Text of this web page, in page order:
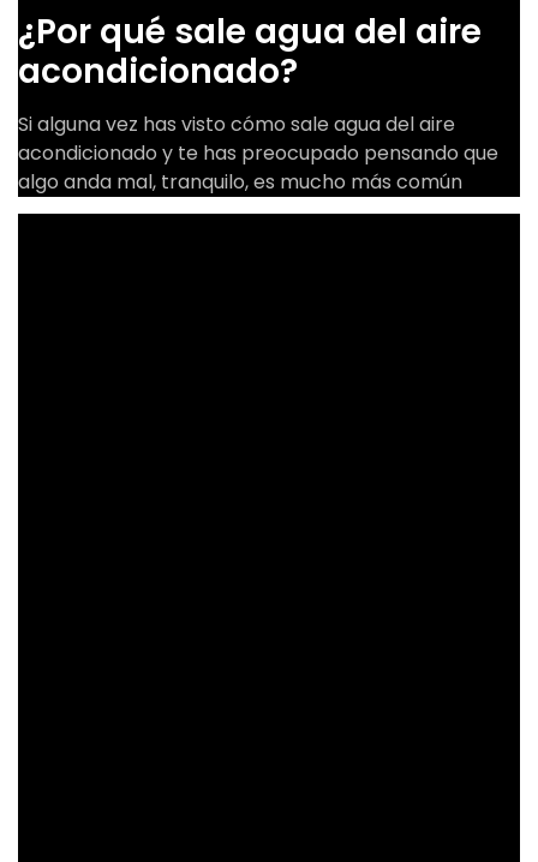
¿Por qué sale agua del aire
acondicionado?
Si alguna vez has visto cómo sale agua del aire
acondicionado y te has preocupado pensando que
algo anda mal, tranquilo, es mucho más común